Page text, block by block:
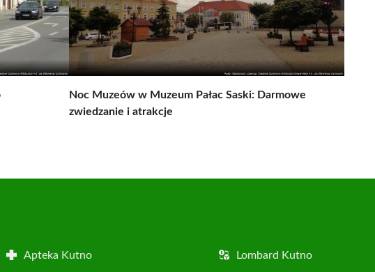
Noc Muzeów w Muzeum Pałac Saski: Darmowe
zwiedzanie i atrakcje
Apteka Kutno Lombard Kutno